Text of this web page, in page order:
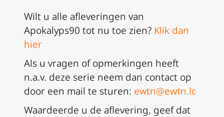
Wilt u alle afleveringen van
Apokalyps90 tot nu toe zien? Klik dan
hier
Als u vragen of opmerkingen heeft
n.a.v. deze serie neem dan contact op
door een mail te sturen: ewtn@ewtn.lc
Waardeerde u de aflevering, geef dat